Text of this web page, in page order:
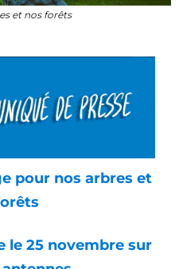
et nos forêts
pour nos arbres et
le 25 novembre sur